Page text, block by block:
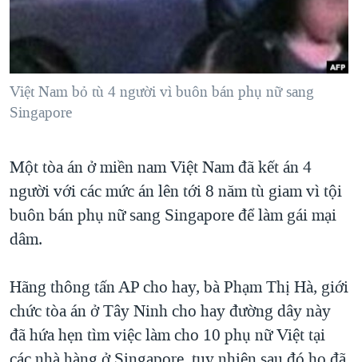
NGƯỜI VIỆT HẢI NGOẠI
ĐỜI SỐNG
KINH TẾ
VĂN HOÁ
THỂ THAO
GIÁO DỤC
TẠI
HÀNH TRÌNH BẦU CỬ 2024
MỘT NĂM CHIẾN TRANH TẠI DẢI GAZA
GIẢI MÃ VÀNH ĐAI & CON ĐƯỜNG
NGÀY TỊ NẠN THẾ GIỚI
GROUND ZERO – XƯA VÀ NAY
CÁC GIÁ TRỊ CỘNG HÒA Ở VIỆT NAM
TRỊNH VĨNH BÌNH VS. CHÍNH PHỦ VIỆT NAM
NGƯ DÂN VIỆT VÀ LÀN SÓNG TRỘM HẢI SÂM
VIDEO
NGHE
MẠNG XÃ HỘI
Ngôn ngữ khác
Việt Nam bỏ tù 4 người vì buôn bán phụ nữ sang
Singapore
Một tòa án ở miền nam Việt Nam đã kết án 4
người với các mức án lên tới 8 năm tù giam vì tội
buôn bán phụ nữ sang Singapore để làm gái mại
dâm.
Hãng thông tấn AP cho hay, bà Phạm Thị Hà, giới
chức tòa án ở Tây Ninh cho hay đường dây này
đã hứa hẹn tìm việc làm cho 10 phụ nữ Việt tại